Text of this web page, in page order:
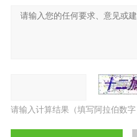
请输入计算结果（填写阿拉伯数